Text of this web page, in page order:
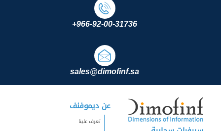
+966-92-00-31736
sales@dimofinf.sa
عن ديموفنف
تعرف علينا